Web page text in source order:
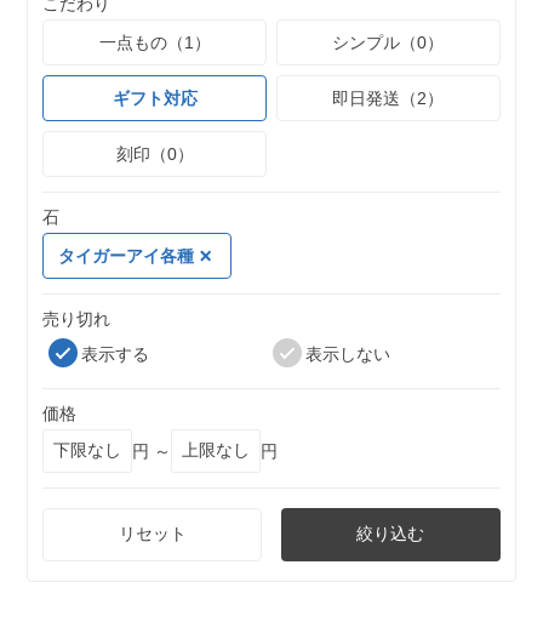
一点もの（1）
シンプル（0）
ギフト対応 即日発送（2）
刻印（0）
石
タイガーアイ各種
売り切れ
表示する
表示しない
価格
円 ～
円
リセット 絞り込む